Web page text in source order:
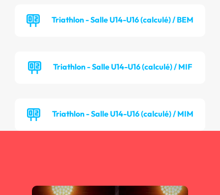
Triathlon - Salle U14-U16 (calculé) / BEM
Triathlon - Salle U14-U16 (calculé) / MIF
Triathlon - Salle U14-U16 (calculé) / MIM